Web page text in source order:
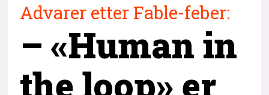
Advarer etter Fable-feber:
– «Human in
the loop» er